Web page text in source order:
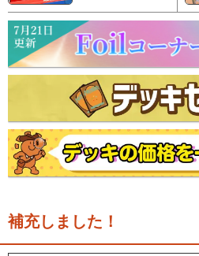
補充しました！